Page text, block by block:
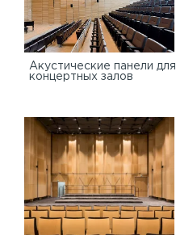
Акустические панели для
концертных залов